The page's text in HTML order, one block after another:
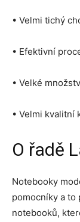
• Velmi tichý
• Efektivní
• Velké
• Velmi kvalitní
O řadě
Notebooky
pomocníky a to
notebooků,